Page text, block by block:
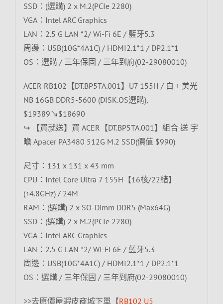
SSD：(選購) 2 x M.2(PCIe 2280)
VGA：Intel ARC Graphics
LAN：2.5 G LAN *2/ Wi-Fi 6E / 藍牙5.3
周邊：USB(10G*4A1C) / HDMI2.1*1 / DP2.1*1
OS：選購 / 三年保固 / 三年到府(02-29080010)
ACER RB102【DT.BP5TA.001】U7 155H / 白 + 美光
NB 16GB DDR5-5600 (DISK.OS選購),
$19389↘$18690
↪ 【買就送】買 ACER【DT.BP5TA.001】組合 送 宇
瞻 Apacer PA3480 512G M.2 SSD(價值 $990)
尺寸：131 x 131 x 43 mm
CPU：Intel Core Ultra 7 155H【16核/22緒】
(↑4.8GHz) / 24M
RAM：(選購) 2 x SO-Dimm DDR5 (Max64G)
SSD：(選購) 2 x M.2(PCIe 2280)
VGA：Intel ARC Graphics
LAN：2.5 G LAN *2/ Wi-Fi 6E / 藍牙5.3
周邊：USB(10G*4A1C) / HDMI2.1*1 / DP2.1*1
OS：選購 / 三年保固 / 三年到府(02-29080010)
>>去原價屋蝦皮商城下單【RB102 U5